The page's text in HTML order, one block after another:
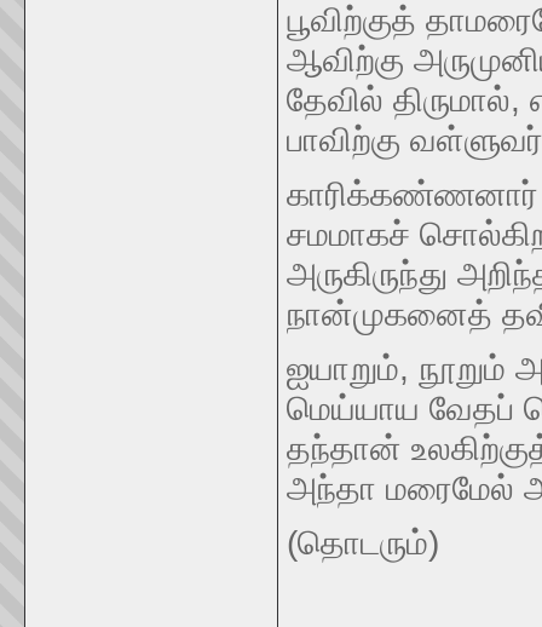
பூவிற்குத்
ஆவிற்கு
தேவில்
பாவிற்கு
காரிக்கண்ணனார்
சமமாகச்
அருகிருந்து
நான்முகனைத்
ஐயாறும், நூறும்
மெய்யாய வேதப்
தந்தான்
அந்தா மரைமேல்
(தொடரும்)